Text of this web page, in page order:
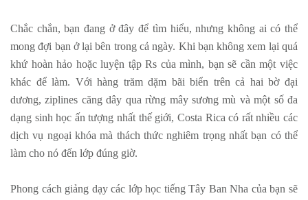
Chắc chắn, bạn đang ở đây để tìm hiểu, nhưng không ai có thể
mong đợi bạn ở lại bên trong cả ngày. Khi bạn không xem lại quá
khứ hoàn hảo hoặc luyện tập Rs của mình, bạn sẽ cần một việc
khác để làm. Với hàng trăm dặm bãi biển trên cả hai bờ đại
dương, ziplines căng dây qua rừng mây sương mù và một số đa
dạng sinh học ấn tượng nhất thế giới, Costa Rica có rất nhiều các
dịch vụ ngoại khóa mà thách thức nghiêm trọng nhất bạn có thể
làm cho nó đến lớp đúng giờ.
Phong cách giảng dạy các lớp học tiếng Tây Ban Nha của bạn sẽ